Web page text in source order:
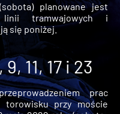
planowane jest
tramwajowych i
się poniżej.
11, 17 i 23
prac
torowisku przy moście